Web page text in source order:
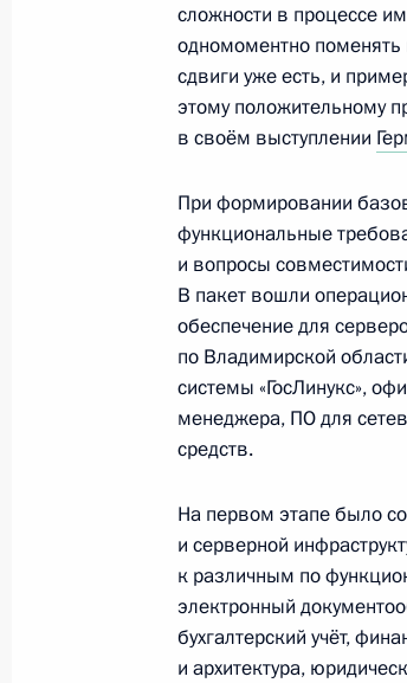
Заседание Совета по
«Вертолёты России»
14 декабря 2016 года, 18:00
Герман Клименко
30 ноября 2016 года, 16:30
Всероссийский форум
России»
21 ноября 2016 года, 14:00
Герман Клименко
интерактивной недели
1 ноября 2016 года, 17:30
сложности в процессе
одномоментно
сдвиги уже есть, и
этому положительному
в своём выступлении
При формировании
функциональные
и вопросы
В пакет вошли
обеспечение для
по Владимирской
системы «ГосЛинукс»,
менеджера, ПО для
средств.
На первом этапе было
и серверной
к различным по
электронный
бухгалтерский учёт,
и архитектура,